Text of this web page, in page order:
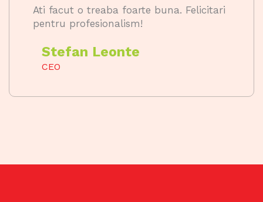
Ati facut o treaba foarte buna. Felicitari
pentru profesionalism!
Stefan Leonte
CEO